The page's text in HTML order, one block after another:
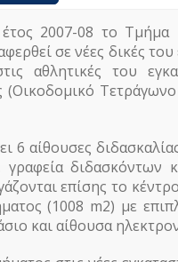
2007-08 το Τμήμα
σε νέες δικές
αθλητικές του
(Οικοδομικό
6 αίθουσες
διδασκόντων
επίσης το
(1008 m2) με
και αίθουσα